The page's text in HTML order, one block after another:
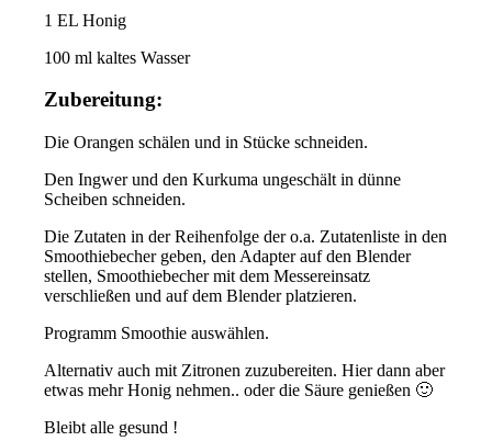
1 EL Honig
100 ml kaltes Wasser
Zubereitung:
Die Orangen schälen und in Stücke schneiden.
Den Ingwer und den Kurkuma ungeschält in dünne
Scheiben schneiden.
Die Zutaten in der Reihenfolge der o.a. Zutatenliste in den
Smoothiebecher geben, den Adapter auf den Blender
stellen, Smoothiebecher mit dem Messereinsatz
verschließen und auf dem Blender platzieren.
Programm Smoothie auswählen.
Alternativ auch mit Zitronen zuzubereiten. Hier dann aber
etwas mehr Honig nehmen.. oder die Säure genießen 🙂
Bleibt alle gesund !